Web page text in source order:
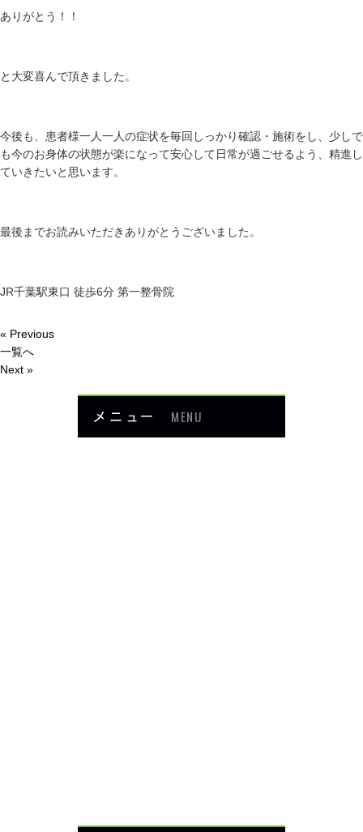
ありがとう！！
と大変喜んで頂きました。
今後も、患者様一人一人の症状を毎回しっかり確認・施術をし、少しで
も今のお身体の状態が楽になって安心して日常が過ごせるよう、精進し
ていきたいと思います。
最後までお読みいただきありがとうございました。
JR千葉駅東口 徒歩6分 第一整骨院
« Previous
一覧へ
Next »
メニュー MENU